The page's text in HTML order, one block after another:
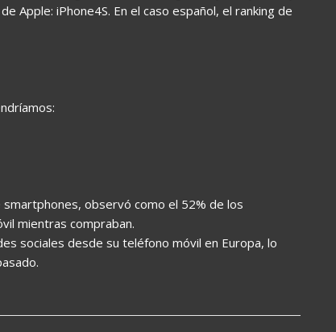
Apple: iPhone4S. En el caso español, el ranking de
observó como el 52% de los
mientras compraban.
sociales desde su teléfono móvil en Europa, lo